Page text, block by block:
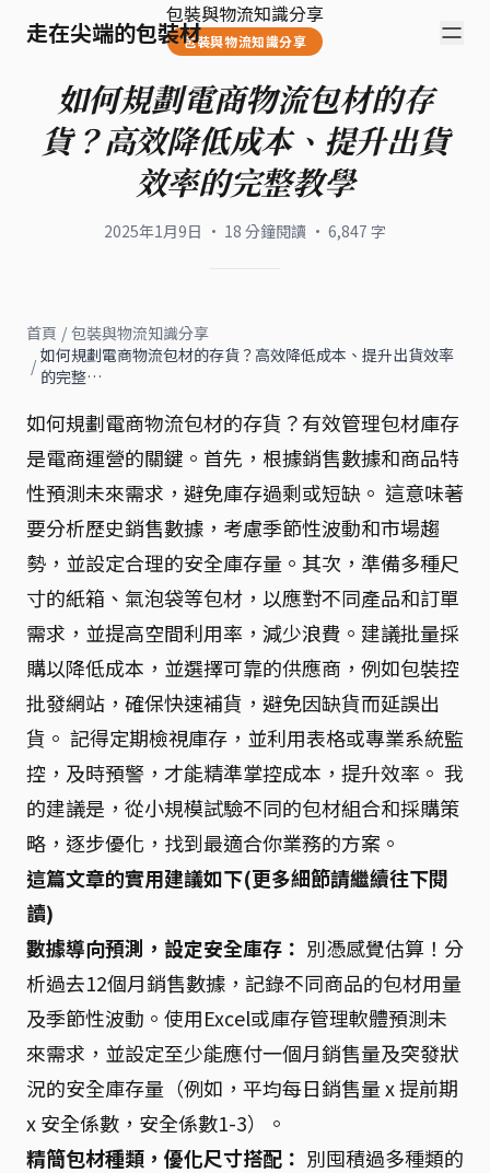
走在尖端的包裝材
包裝與物流知識分享
包裝與物流知識分享
如何規劃電商物流包材的存
貨？高效降低成本、提升出貨
效率的完整教學
2025年1月9日 · 18 分鐘閱讀 · 6,847 字
首頁 / 包裝與物流知識分享
/ 如何規劃電商物流包材的存貨？高效降低成本、提升出貨效率
的完整…
如何規劃電商物流包材的存貨？有效管理包材庫存
是電商運營的關鍵。首先，根據銷售數據和商品特
性預測未來需求，避免庫存過剩或短缺。 這意味著
要分析歷史銷售數據，考慮季節性波動和市場趨
勢，並設定合理的安全庫存量。其次，準備多種尺
寸的紙箱、氣泡袋等包材，以應對不同產品和訂單
需求，並提高空間利用率，減少浪費。建議批量採
購以降低成本，並選擇可靠的供應商，例如包裝控
批發網站，確保快速補貨，避免因缺貨而延誤出
貨。 記得定期檢視庫存，並利用表格或專業系統監
控，及時預警，才能精準掌控成本，提升效率。 我
的建議是，從小規模試驗不同的包材組合和採購策
略，逐步優化，找到最適合你業務的方案。
這篇文章的實用建議如下(更多細節請繼續往下閱
讀)
數據導向預測，設定安全庫存： 別憑感覺估算！分
析過去12個月銷售數據，記錄不同商品的包材用量
及季節性波動。使用Excel或庫存管理軟體預測未
來需求，並設定至少能應付一個月銷售量及突發狀
況的安全庫存量（例如，平均每日銷售量 x 提前期
x 安全係數，安全係數1-3）。
精簡包材種類，優化尺寸搭配： 別囤積過多種類的